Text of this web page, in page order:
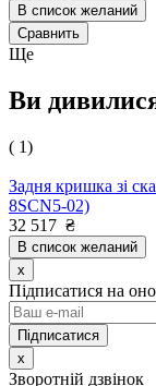
В список желаний
Сравнить
Ще
Ви
( 1)
Задня кришка зі
8SCN5-02)
32 517 ₴
В список желаний
x
Підписатися на
x
Зворотній дзвінок